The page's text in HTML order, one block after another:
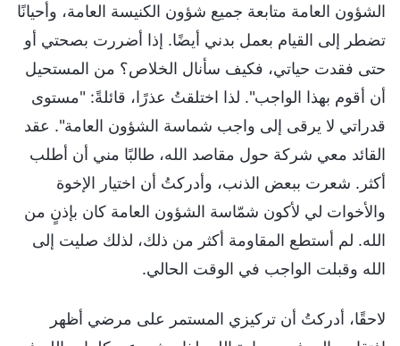
الشؤون العامة متابعة جميع شؤون الكنيسة العامة، وأحيانًا
تضطر إلى القيام بعمل بدني أيضًا. إذا أضررت بصحتي أو
حتى فقدت حياتي، فكيف سأنال الخلاص؟ من المستحيل
أن أقوم بهذا الواجب". لذا اختلقتُ عذرًا، قائلةً: "مستوى
قدراتي لا يرقى إلى واجب شماسة الشؤون العامة". عقد
القائد معي شركة حول مقاصد الله، طالبًا مني أن أطلب
أكثر. شعرت ببعض الذنب، وأدركتُ أن اختيار الإخوة
والأخوات لي لأكون شمّاسة الشؤون العامة كان بإذنٍ من
الله. لم أستطع المقاومة أكثر من ذلك، لذلك صليت إلى
الله وقبلت الواجب في الوقت الحالي.
لاحقًا، أدركتُ أن تركيزي المستمر على مرضي أظهر